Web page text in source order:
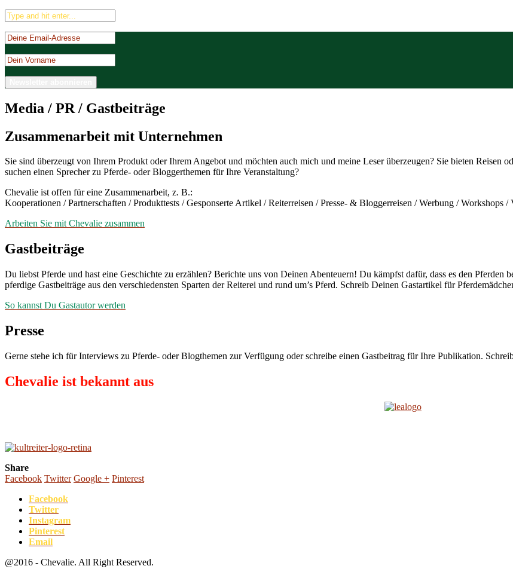
Media / PR / Gastbeiträge
Zusammenarbeit mit Unternehmen
Sie sind überzeugt von Ihrem Produkt oder Ihrem Angebot und möchten auch mich und meine Leser überzeugen? Sie bieten Reisen
suchen einen Sprecher zu Pferde- oder Bloggerthemen für Ihre Veranstaltung?
Chevalie ist offen für eine Zusammenarbeit, z. B.:
Kooperationen / Partnerschaften / Produkttests / Gesponserte Artikel / Reiterreisen / Presse- & Bloggerreisen / Werbung / Workshops /
Arbeiten Sie mit Chevalie zusammen
Gastbeiträge
Du liebst Pferde und hast eine Geschichte zu erzählen? Berichte uns von Deinen Abenteuern! Du kämpfst dafür, dass es den Pferden
pferdige Gastbeiträge aus den verschiedensten Sparten der Reiterei und rund um’s Pferd. Schreib Deinen Gastartikel für
So kannst Du Gastautor werden
Presse
Gerne stehe ich für Interviews zu Pferde- oder Blogthemen zur Verfügung oder schreibe einen Gastbeitrag für Ihre Publikation.
Chevalie ist bekannt aus
Share
Facebook Twitter Google + Pinterest
Facebook
Twitter
Instagram
Pinterest
Email
@2016 - Chevalie. All Right Reserved.